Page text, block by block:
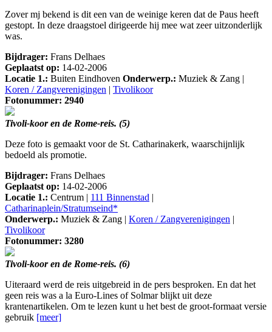
Zover mj bekend is dit een van de weinige keren dat de Paus heeft
gestopt. In deze draagstoel dirigeerde hij mee wat zeer uitzonderlijk
was.
Bijdrager: Frans Delhaes
Geplaatst op: 14-02-2006
Locatie 1.: Buiten Eindhoven Onderwerp.: Muziek & Zang |
Koren / Zangverenigingen | Tivolikoor
Fotonummer: 2940
Tivoli-koor en de Rome-reis. (5)
Deze foto is gemaakt voor de St. Catharinakerk, waarschijnlijk
bedoeld als promotie.
Bijdrager: Frans Delhaes
Geplaatst op: 14-02-2006
Locatie 1.: Centrum | 111 Binnenstad |
Catharinaplein/Stratumseind*
Onderwerp.: Muziek & Zang | Koren / Zangverenigingen |
Tivolikoor
Fotonummer: 3280
Tivoli-koor en de Rome-reis. (6)
Uiteraard werd de reis uitgebreid in de pers besproken. En dat het
geen reis was a la Euro-Lines of Solmar blijkt uit deze
krantenartikelen. Om te lezen kunt u het best de groot-formaat versie
gebruik [meer]